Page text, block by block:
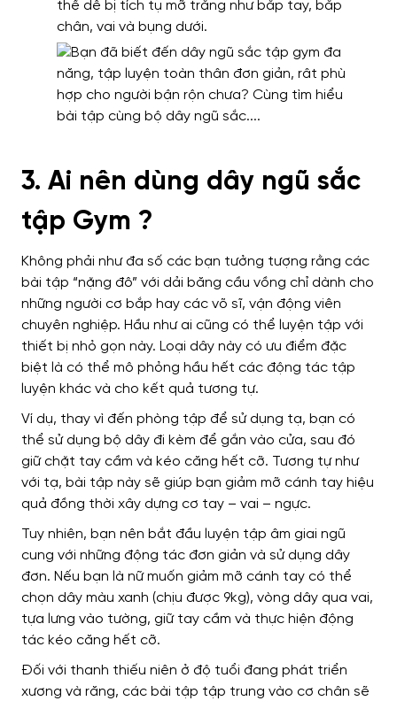
thể dễ bị tích tụ mỡ trắng như bắp tay, bắp
chân, vai và bụng dưới.
3. Ai nên dùng dây ngũ sắc
tập Gym ?
Không phải như đa số các bạn tưởng tượng rằng các
bài tập “nặng đô” với dải băng cầu vồng chỉ dành cho
những người cơ bắp hay các võ sĩ, vận động viên
chuyên nghiệp. Hầu như ai cũng có thể luyện tập với
thiết bị nhỏ gọn này. Loại dây này có ưu điểm đặc
biệt là có thể mô phỏng hầu hết các động tác tập
luyện khác và cho kết quả tương tự.
Ví dụ, thay vì đến phòng tập để sử dụng tạ, bạn có
thể sử dụng bộ dây đi kèm để gắn vào cửa, sau đó
giữ chặt tay cầm và kéo căng hết cỡ. Tương tự như
với tạ, bài tập này sẽ giúp bạn giảm mỡ cánh tay hiệu
quả đồng thời xây dựng cơ tay – vai – ngực.
Tuy nhiên, bạn nên bắt đầu luyện tập âm giai ngũ
cung với những động tác đơn giản và sử dụng dây
đơn. Nếu bạn là nữ muốn giảm mỡ cánh tay có thể
chọn dây màu xanh (chịu được 9kg), vòng dây qua vai,
tựa lưng vào tường, giữ tay cầm và thực hiện động
tác kéo căng hết cỡ.
Đối với thanh thiếu niên ở độ tuổi đang phát triển
xương và răng, các bài tập tập trung vào cơ chân sẽ